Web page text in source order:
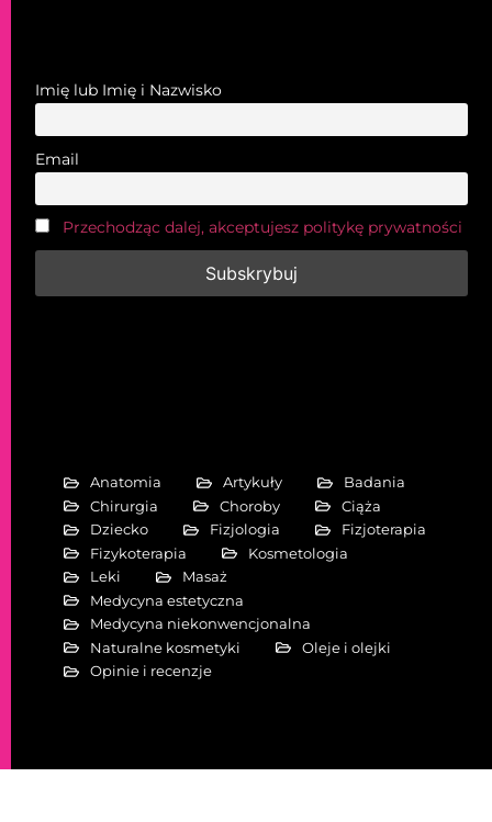
Imię lub Imię i Nazwisko
Email
Przechodząc dalej, akceptujesz politykę prywatności
Anatomia Artykuły
Badania
Chirurgia
Choroby
Ciąża
Dziecko
Fizjologia
Fizjoterapia
Fizykoterapia
Kosmetologia
Leki
Masaż
Medycyna estetyczna
Medycyna niekonwencjonalna
Naturalne kosmetyki
Oleje i olejki
Opinie i recenzje